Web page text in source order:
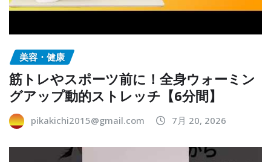
美容・健康
筋トレやスポーツ前に！全身ウォーミン
グアップ動的ストレッチ【6分間】
pikakichi2015@gmail.com 7月 20, 2026